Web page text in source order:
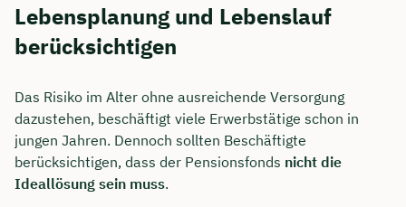
Lebensplanung und Lebenslauf
berücksichtigen
Das Risiko im Alter ohne ausreichende Versorgung
dazustehen, beschäftigt viele Erwerbstätige schon in
jungen Jahren. Dennoch sollten Beschäftigte
berücksichtigen, dass der Pensionsfonds nicht die
Ideallösung sein muss.